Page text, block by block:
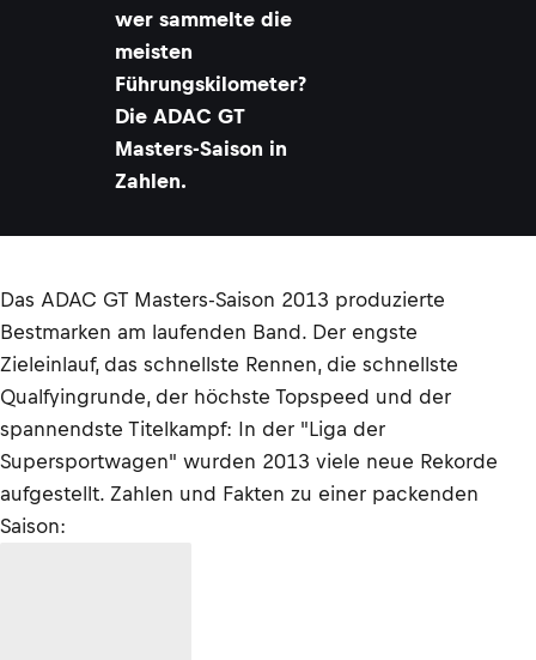
wer sammelte die
meisten
Führungskilometer?
Die ADAC GT
Masters-Saison in
Zahlen.
Das ADAC GT Masters-Saison 2013 produzierte
Bestmarken am laufenden Band. Der engste
Zieleinlauf, das schnellste Rennen, die schnellste
Qualfyingrunde, der höchste Topspeed und der
spannendste Titelkampf: In der "Liga der
Supersportwagen" wurden 2013 viele neue Rekorde
aufgestellt. Zahlen und Fakten zu einer packenden
Saison: